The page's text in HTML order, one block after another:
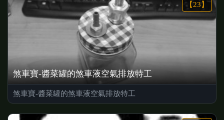
【23】
煞車寶-醬菜罐的煞車液空氣排放特工
煞車寶-醬菜罐的煞車液空氣排放特工